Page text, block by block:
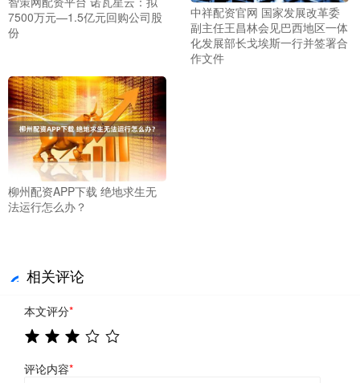
7500万元—1.5亿元回购公司股
份
中祥配资官网 国家发展改革委
副主任王昌林会见巴西地区一体
化发展部长戈埃斯一行并签署合
作文件
柳州配资APP下载 绝地求生无
法运行怎么办？
相关评论
本文评分*
评论内容*